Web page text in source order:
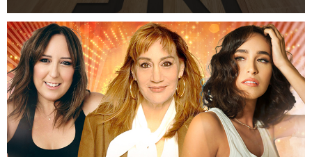
דן ואני
להזמנה >